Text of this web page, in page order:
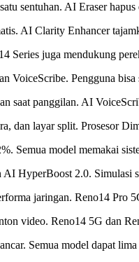
sentuhan. AI Eraser
AI Clarity Enhancer
Series juga mendukung
Pengguna
saat panggilan. AI
dan layar split. Prosesor
Semua model memakai
HyperBoost 2.0. Simulasi
jaringan. Reno14 Pro
video. Reno14 5G dan
Semua model dapat